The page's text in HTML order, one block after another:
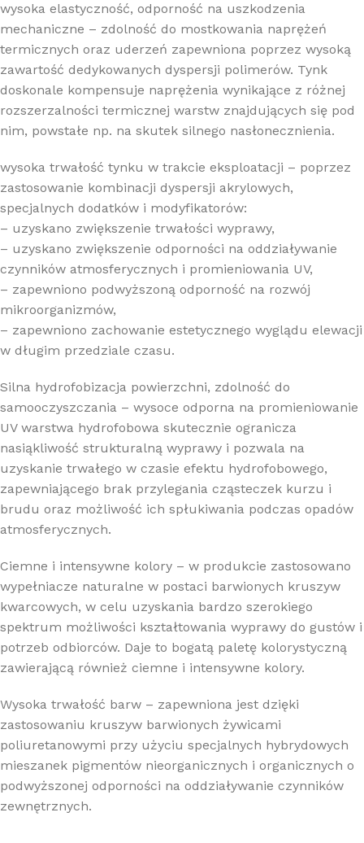
wysoka elastyczność, odporność na uszkodzenia
mechaniczne – zdolność do mostkowania naprężeń
termicznych oraz uderzeń zapewniona poprzez wysoką
zawartość dedykowanych dyspersji polimerów. Tynk
doskonale kompensuje naprężenia wynikające z różnej
rozszerzalności termicznej warstw znajdujących się pod
nim, powstałe np. na skutek silnego nasłonecznienia.
wysoka trwałość tynku w trakcie eksploatacji – poprzez
zastosowanie kombinacji dyspersji akrylowych,
specjalnych dodatków i modyfikatorów:
– uzyskano zwiększenie trwałości wyprawy,
– uzyskano zwiększenie odporności na oddziaływanie
czynników atmosferycznych i promieniowania UV,
– zapewniono podwyższoną odporność na rozwój
mikroorganizmów,
– zapewniono zachowanie estetycznego wyglądu elewacji
w długim przedziale czasu.
Silna hydrofobizacja powierzchni, zdolność do
samooczyszczania – wysoce odporna na promieniowanie
UV warstwa hydrofobowa skutecznie ogranicza
nasiąkliwość strukturalną wyprawy i pozwala na
uzyskanie trwałego w czasie efektu hydrofobowego,
zapewniającego brak przylegania cząsteczek kurzu i
brudu oraz możliwość ich spłukiwania podczas opadów
atmosferycznych.
Ciemne i intensywne kolory – w produkcie zastosowano
wypełniacze naturalne w postaci barwionych kruszyw
kwarcowych, w celu uzyskania bardzo szerokiego
spektrum możliwości kształtowania wyprawy do gustów i
potrzeb odbiorców. Daje to bogatą paletę kolorystyczną
zawierającą również ciemne i intensywne kolory.
Wysoka trwałość barw – zapewniona jest dzięki
zastosowaniu kruszyw barwionych żywicami
poliuretanowymi przy użyciu specjalnych hybrydowych
mieszanek pigmentów nieorganicznych i organicznych o
podwyższonej odporności na oddziaływanie czynników
zewnętrznych.